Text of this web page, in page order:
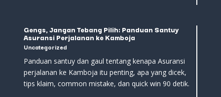
Gengs, Jangan Tebang Pilih: Panduan Santuy
Asuransi Perjalanan ke Kamboja
Uncategorized
Panduan santuy dan gaul tentang kenapa Asuransi
perjalanan ke Kamboja itu penting, apa yang dicek,
tips klaim, common mistake, dan quick win 90 detik.